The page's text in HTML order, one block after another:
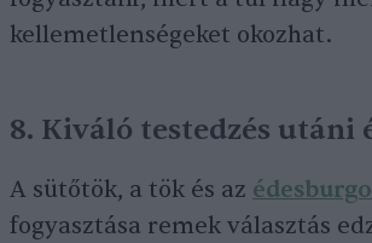
kellemetlenségeket okozhat.
8. Kiváló testedzés utáni
A sütőtök, a tök és az
fogyasztása remek választás